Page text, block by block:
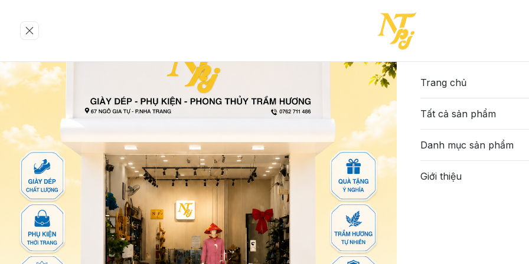
585.000đ
Màu sắc
Nâu
Đen
Size:
34
35 36
Số lượng
Trang chủ
Tất cả sản phẩm
Danh mục sản phẩm
Giới thiệu